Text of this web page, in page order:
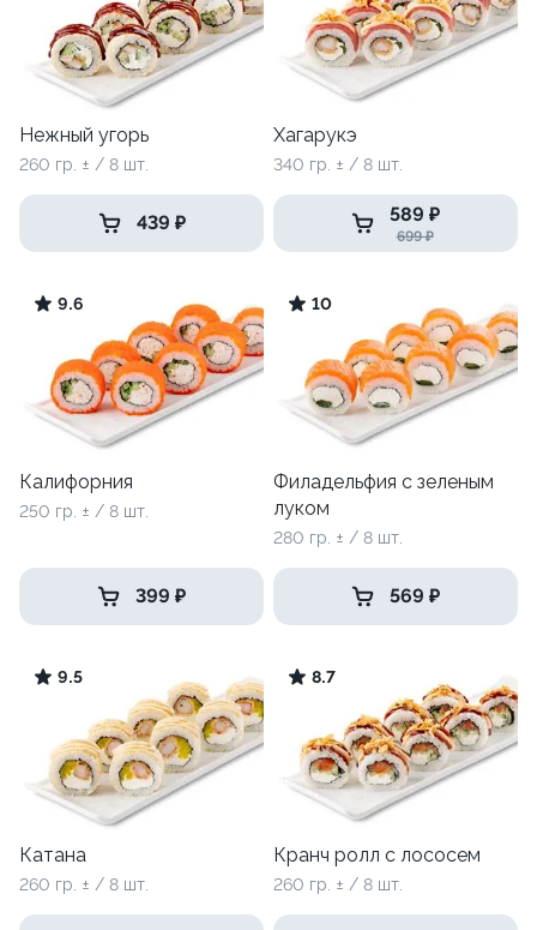
Нежный угорь
260 гр. ± / 8 шт.
439 ₽
Хагарукэ
340 гр. ± / 8 шт.
589 ₽
699 ₽
9.6
Калифорния
250 гр. ± / 8 шт.
399 ₽
10
Филадельфия с зеленым
луком
280 гр. ± / 8 шт.
569 ₽
9.5
Катана
260 гр. ± / 8 шт.
8.7
Кранч ролл с лососем
260 гр. ± / 8 шт.